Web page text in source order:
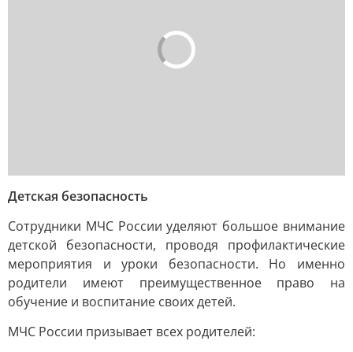
Детская безопасность
Сотрудники МЧС России уделяют большое внимание
детской безопасности, проводя профилактические
мероприятия и уроки безопасности. Но именно
родители имеют преимущественное право на
обучение и воспитание своих детей.
МЧС России призывает всех родителей: